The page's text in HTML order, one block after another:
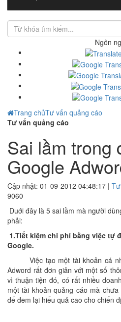
Ngôn
Trang chủTư vấn quảng cáo
Tư vấn quảng cáo
Sai lầm trong
Google
Cập nhật: 01-09-2012 04:48:17 |
9060
Duới đây là 5 sai lầm mà người
phải:
1.Tiết kiệm chi phí bằng việc tự
Google.
Việc tạo một tài khoản cá
Adword rất đơn giản với một số
vì thuận tiện đó, có rất nhiều
một tài khoản quảng cáo mà
để đem lại hiểu quả cao cho chiến